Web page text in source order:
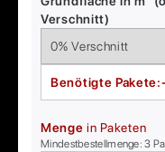
Verschnitt)
Benötigte Pakete:
Menge in Paketen
Mindestbestellmenge:3